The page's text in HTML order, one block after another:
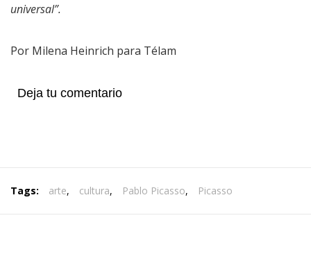
universal”.
Por Milena Heinrich para Télam
Deja tu comentario
Tags: arte, cultura, Pablo Picasso, Picasso